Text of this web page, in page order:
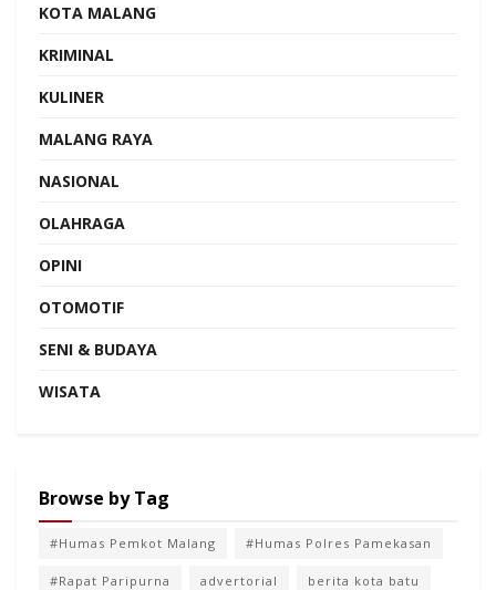
KOTA MALANG
KRIMINAL
KULINER
MALANG RAYA
NASIONAL
OLAHRAGA
OPINI
OTOMOTIF
SENI & BUDAYA
WISATA
Browse by Tag
#Humas Pemkot Malang #Humas Polres Pamekasan
#Rapat Paripurna advertorial berita kota batu